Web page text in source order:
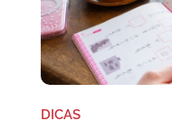
DICAS